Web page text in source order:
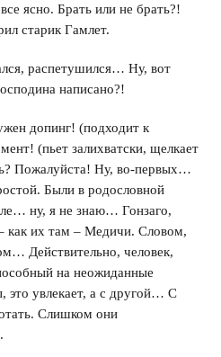
ясно. Брать или не брать?!
старик Гамлет.
распетушился… Ну, вот
написано?!
допинг! (подходит к
(пьет залихватски, щелкает
Пожалуйста! Ну, во-первых…
Были в родословной
ну, я не знаю… Гонзаго,
как их там – Медичи. Словом,
Действительно, человек,
на неожиданные
это увлекает, а с другой… С
Слишком они